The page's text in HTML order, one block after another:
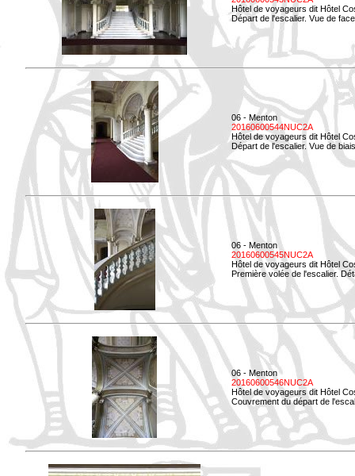
Hôtel de voyageurs dit Hôtel
Départ de l'escalier. Vue de
06 - Menton
20160600544NUC2A
Hôtel de voyageurs dit Hôtel
Départ de l'escalier. Vue de
06 - Menton
20160600545NUC2A
Hôtel de voyageurs dit Hôtel
Première volée de l'escalier.
06 - Menton
20160600546NUC2A
Hôtel de voyageurs dit Hôtel
Couvrement du départ de